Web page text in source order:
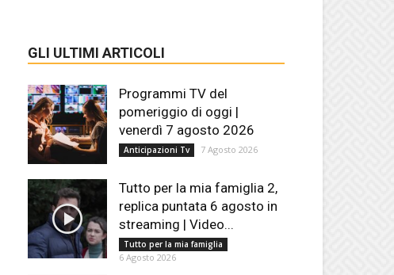
GLI ULTIMI ARTICOLI
Programmi TV del
pomeriggio di oggi |
venerdì 7 agosto 2026
Anticipazioni Tv 7 Agosto 2026
Tutto per la mia famiglia 2,
replica puntata 6 agosto in
streaming | Video...
Tutto per la mia famiglia
6 Agosto 2026